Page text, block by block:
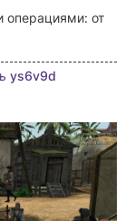
операциями: от
ys6v9d